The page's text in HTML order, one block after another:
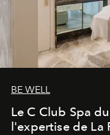
BE WELL
Le C Club Spa
l'expertise de La